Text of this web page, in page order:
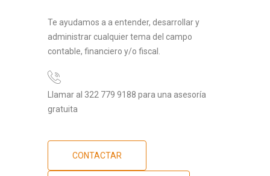
Te ayudamos a a entender, desarrollar y
administrar cualquier tema del campo
contable, financiero y/o fiscal.
Llamar al 322 779 9188 para una asesoría
gratuita
CONTACTAR